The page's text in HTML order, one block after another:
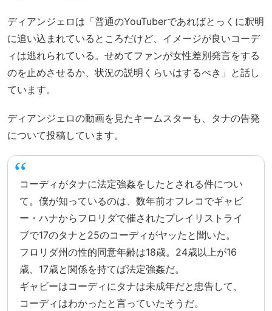
ディアンジェロは「普通のYouTuberであればとっくに釈明
に追い込まれているところだけど、イメージが良いコーデ
ィは逃れられている。せめてファンが女性差別発言をする
のを止めさせるか、状況の説明くらいはするべき」と話し
ています。
ディアンジェロの動画を見たキームスターも、タナの告発
について投稿しています。
コーディがタナに法定強姦をしたとされる件につい
て。僕が知っているのは、数年前オフレコでギャビ
ー・ハナからフロリダで催されたプレイリストライ
ブで17のタナと25のコーディがヤッたと聞いた。
フロリダ州の性的同意年齢は18歳。24歳以上が16
歳、17歳と関係を持てば法定強姦だ。
ギャビーはコーディにタナは未成年だと忠告して、
コーディはわかったと言っていたそうだ。